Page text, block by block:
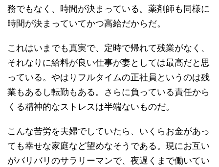
務でもなく、時間が決まっている。薬剤師も同様に
時間が決まっていてかつ高給だからだ。
これはいまでも真実で、定時で帰れて残業がなく、
それなりに給料が良い仕事が妻としては最高だと思
っている。やはりフルタイムの正社員というのは残
業もあるし転勤もある。さらに負っている責任から
くる精神的なストレスは半端ないものだ。
こんな苦労を夫婦でしていたら、いくらお金があっ
ても幸せな家庭など望めなそうである。現にお互い
がバリバリのサラリーマンで、夜遅くまで働いてい